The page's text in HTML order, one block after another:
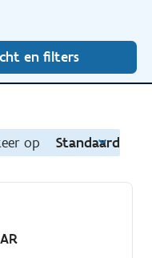
en filters
op Standaard